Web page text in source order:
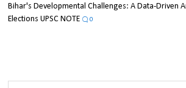
Bihar's Developmental Challenges: A Data-Driven
Elections UPSC NOTE
0